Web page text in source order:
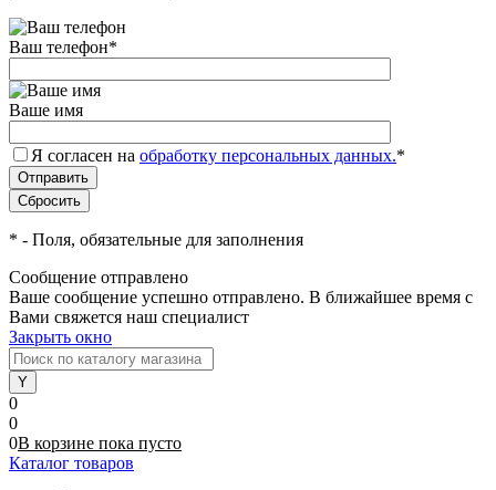
Ваш телефон*
Ваше имя
Я согласен на обработку персональных данных.*
* - Поля, обязательные для заполнения
Сообщение отправлено
Ваше сообщение успешно отправлено. В ближайшее время с
Вами свяжется наш специалист
Закрыть окно
0
0
0В корзине пока пусто
Каталог товаров